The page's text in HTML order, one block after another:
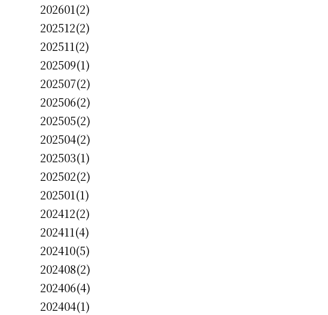
202601(2)
202512(2)
202511(2)
202509(1)
202507(2)
202506(2)
202505(2)
202504(2)
202503(1)
202502(2)
202501(1)
202412(2)
202411(4)
202410(5)
202408(2)
202406(4)
202404(1)